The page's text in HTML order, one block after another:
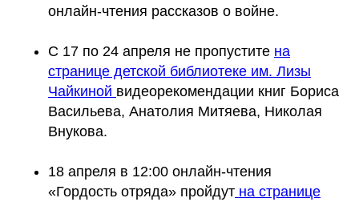
онлайн-чтения рассказов о войне.
С 17 по 24 апреля не пропустите на
странице детской библиотеке им. Лизы
Чайкиной видеорекомендации книг Бориса
Васильева, Анатолия Митяева, Николая
Внукова.
18 апреля в 12:00 онлайн-чтения
«Гордость отряда» пройдут на странице